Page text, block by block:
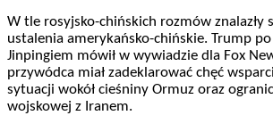
W tle rosyjsko-chińskich rozmów znalazły
ustalenia amerykańsko-chińskie. Trump
Jinpingiem mówił w wywiadzie dla Fox
przywódca miał zadeklarować chęć
sytuacji wokół cieśniny Ormuz oraz
wojskowej z Iranem.